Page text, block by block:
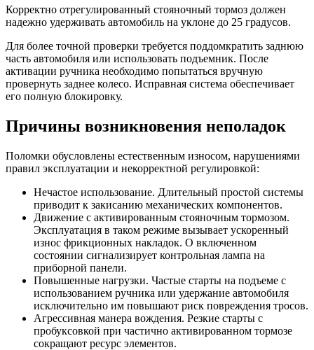
Замена клапанов двигателя Вольво с притиркой
Замена клапанной крышки автомобиля Вольво
Замена вентиляции ДВС на Вольво
Перевод параметров автомобиля Вольво в европейский стандарт
Активация круиз-контроля Volvo
Отключение датчика контроля АКБ Вольво
Установка графических (TFT) панелей для Вольво под ключ
Отключение автонейтрали на автомобиле Вольво
Активация ограничителя (лимитера) скорости Вольво
Дистанционный запуск двигателя Вольво или Webasto штатным
ключом – с 2012 модельного года
Прошивка блоков Вольво
Корректно отрегулированный стояночный тормоз должен
надежно удерживать автомобиль на уклоне до 25 градусов.
Для более точной проверки требуется поддомкратить заднюю
часть автомобиля или использовать подъемник. После
активации ручника необходимо попытаться вручную
провернуть заднее колесо. Исправная система обеспечивает
его полную блокировку.
Причины возникновения неполадок
Поломки обусловлены естественным износом, нарушениями
правил эксплуатации и некорректной регулировкой:
Нечастое использование. Длительный простой системы
приводит к закисанию механических компонентов.
Движение с активированным стояночным тормозом.
Эксплуатация в таком режиме вызывает ускоренный
износ фрикционных накладок. О включенном
состоянии сигнализирует контрольная лампа на
приборной панели.
Повышенные нагрузки. Частые старты на подъеме с
использованием ручника или удержание автомобиля
исключительно им повышают риск повреждения тросов.
Агрессивная манера вождения. Резкие старты с
пробуксовкой при частично активированном тормозе
сокращают ресурс элементов.